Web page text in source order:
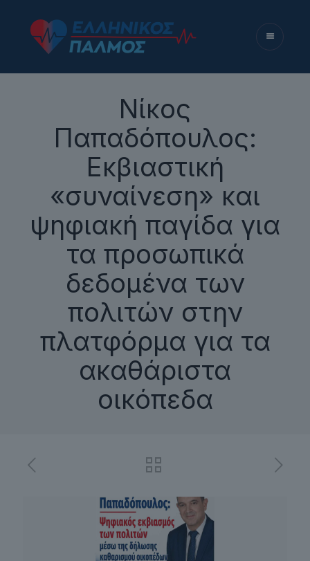
Νίκος
Παπαδόπουλος:
Εκβιαστική
«συναίνεση» και
ψηφιακή παγίδα για
τα προσωπικά
δεδομένα των
πολιτών στην
πλατφόρμα για τα
ακαθάριστα
οικόπεδα